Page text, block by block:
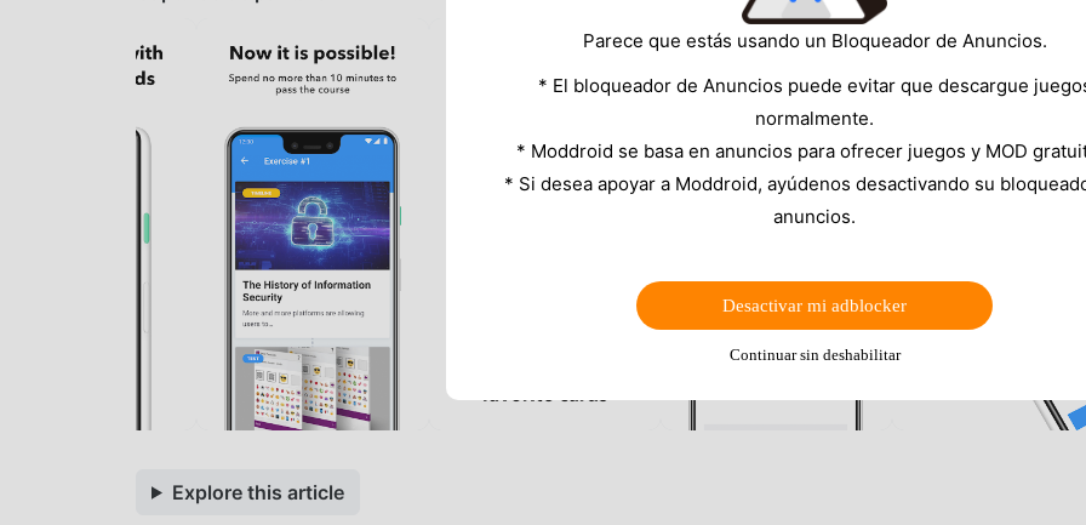
Explore this article
Parece que estás usando un Bloqueador de Anuncios.
* El bloqueador de Anuncios puede evitar que descargue
normalmente.
* Moddroid se basa en anuncios para ofrecer juegos y MOD
* Si desea apoyar a Moddroid, ayúdenos desactivando su
anuncios.
Desactivar mi adblocker
Continuar sin deshabilitar